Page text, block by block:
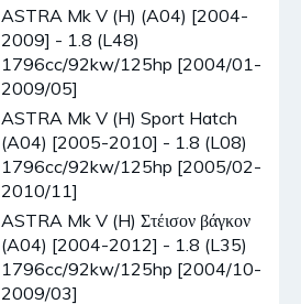
ASTRA Mk V (H) (A04) [2004-
2009] - 1.8 (L48)
1796cc/92kw/125hp [2004/01-
2009/05]
ASTRA Mk V (H) Sport Hatch
(A04) [2005-2010] - 1.8 (L08)
1796cc/92kw/125hp [2005/02-
2010/11]
ASTRA Mk V (H) Στέισον βάγκον
(A04) [2004-2012] - 1.8 (L35)
1796cc/92kw/125hp [2004/10-
2009/03]